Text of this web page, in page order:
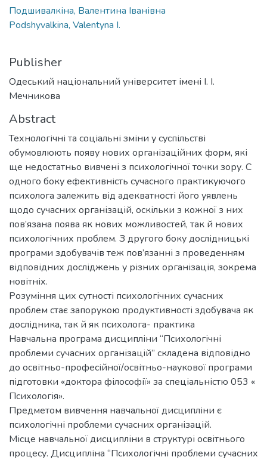
Подшивалкіна, Валентина Іванівна
Podshyvalkina, Valentyna I.
Publisher
Одеський національний університет імені І. І.
Мечникова
Abstract
Технологічні та соціальні зміни у суспільстві
обумовлюють появу нових організаційних форм, які
ще недостатньо вивчені з психологічної точки зору. С
одного боку ефективність сучасного практикуючого
психолога залежить від адекватності його уявлень
щодо сучасних організацій, оскільки з кожної з них
пов’язана поява як нових можливостей, так й нових
психологічних проблем. З другого боку дослідницькі
програми здобувачів теж пов’язанні з проведенням
відповідних досліджень у різних організація, зокрема
новітніх.
Розуміння цих сутності психологічних сучасних
проблем стає запорукою продуктивності здобувача як
дослідника, так й як психолога- практика
Навчальна програма дисципліни “Психологічні
проблеми сучасних організацій” складена відповідно
до освітньо-професійної/освітньо-наукової програми
підготовки «доктора філософії» за спеціальністю 053 «
Психологія».
Предметом вивчення навчальної дисципліни є
психологічні проблеми сучасних організацій.
Місце навчальної дисципліни в структурі освітнього
процесу. Дисципліна “Психологічні проблеми сучасних